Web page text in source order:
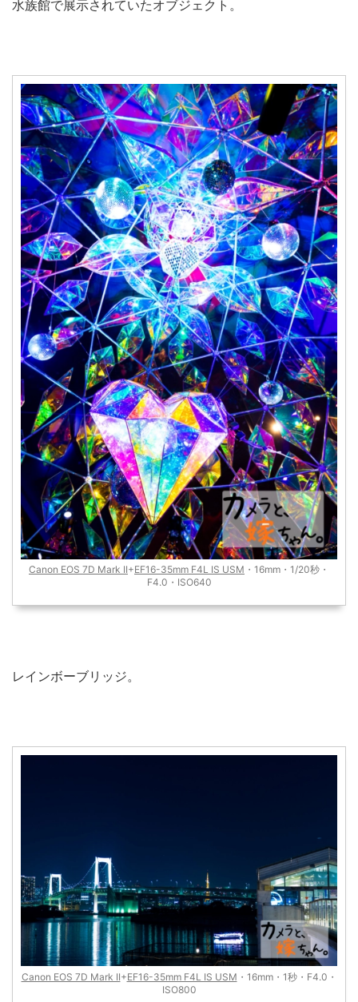
水族館で展示されていたオブジェクト。
Canon EOS 7D Mark II+EF16-35mm F4L IS USM ・16mm・1/20秒・
F4.0・ISO640
レインボーブリッジ。
Canon EOS 7D Mark II+EF16-35mm F4L IS USM ・16mm・1秒・F4.0・
ISO800